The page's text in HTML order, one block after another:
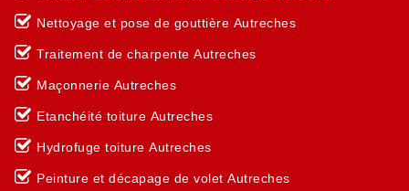
Nettoyage et pose de gouttière Autreches
Traitement de charpente Autreches
Maçonnerie Autreches
Etanchéité toiture Autreches
Hydrofuge toiture Autreches
Peinture et décapage de volet Autreches